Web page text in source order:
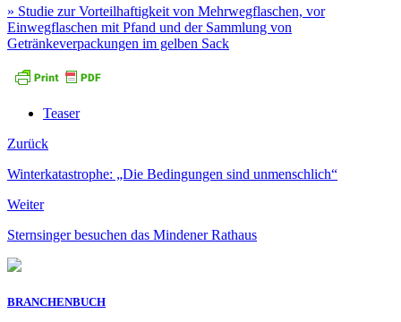
» Studie zur Vorteilhaftigkeit von Mehrwegflaschen, vor
Einwegflaschen mit Pfand und der Sammlung von
Getränkeverpackungen im gelben Sack
Teaser
Zurück
Winterkatastrophe: „Die Bedingungen sind unmenschlich“
Weiter
Sternsinger besuchen das Mindener Rathaus
BRANCHENBUCH